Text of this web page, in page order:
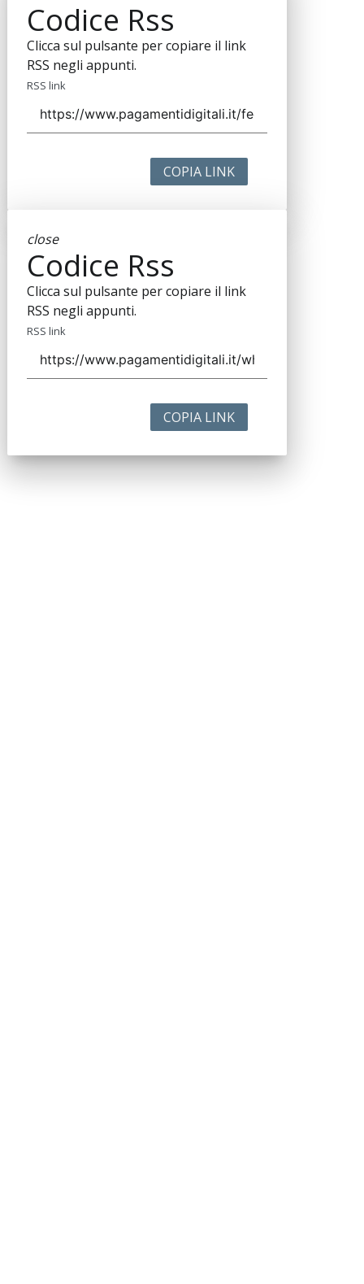
Codice Rss
Clicca sul pulsante per copiare il link
RSS negli appunti.
RSS link
COPIA LINK
close
Codice Rss
Clicca sul pulsante per copiare il link
RSS negli appunti.
RSS link
COPIA LINK